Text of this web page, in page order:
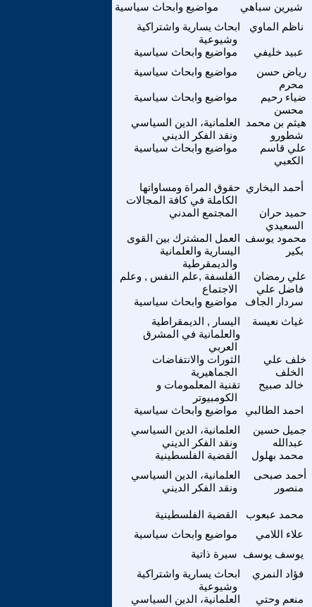
مواضيع وابحاث سياسية شيرين سباهي
ابحاث يسارية واشتراكية
وشيوعية
ناظم الماوي
مواضيع وابحاث سياسية عبيد خليفي
مواضيع وابحاث سياسية
رياض حسن
محرم
مواضيع وابحاث سياسية
ضياء رحيم
محسن
العلمانية، الدين السياسي
ونقد الفكر الديني
هيثم بن محمد
شطورو
مواضيع وابحاث سياسية
علي قاسم
الكعبي
حقوق المراة ومساواتها
الكاملة في كافة المجالات
أحمد البخاري
المجتمع المدني
حميد حران
السعيدي
العمل المشترك بين القوى
اليسارية والعلمانية
والديمقرطية
محمود يوسف
بكير
الفلسفة ,علم النفس , وعلم
الاجتماع
علي رمضان
فاضل علي
مواضيع وابحاث سياسية سردار الجاف
اليسار , الديمقراطية
والعلمانية في المشرق
العربي
غياث نعيسة
الثورات والانتفاضات
الجماهيرية
خلف علي
الخلف
تقنية المعلمومات و
الكومبيوتر
خالد صبيح
مواضيع وابحاث سياسية احمد الطالبي
العلمانية، الدين السياسي
ونقد الفكر الديني
جميل حسين
عبدالله
القضية الفلسطينية محمد بهلول
العلمانية، الدين السياسي
ونقد الفكر الديني
أحمد صبحى
منصور
القضية الفلسطينية محمد عبعوب
مواضيع وابحاث سياسية
علاء اللامي
سيرة ذاتية يوسف يوسف
ابحاث يسارية واشتراكية
وشيوعية
فؤاد النمري
العلمانية، الدين السياسي
منعم وحتي